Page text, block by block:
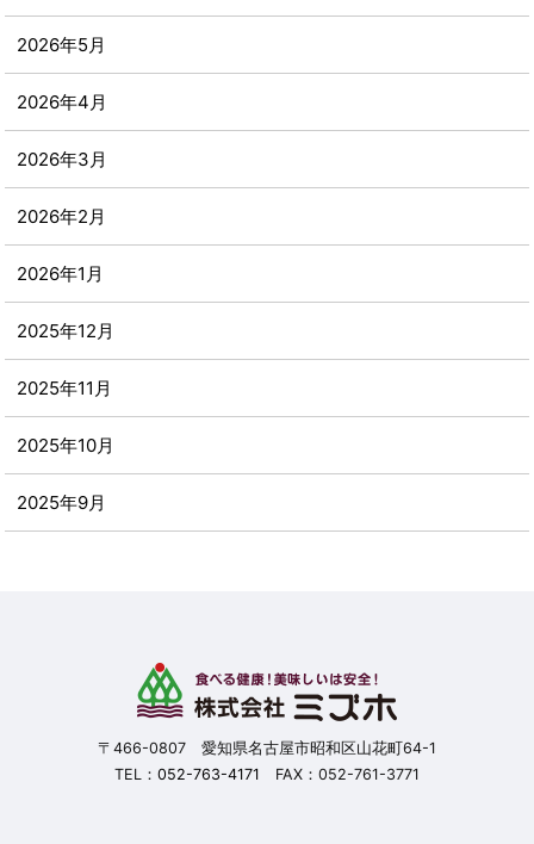
2026年5月
2026年4月
2026年3月
2026年2月
2026年1月
2025年12月
2025年11月
2025年10月
2025年9月
〒466-0807 愛知県名古屋市昭和区山花町64-1
TEL： 052-763-4171 FAX：052-761-3771